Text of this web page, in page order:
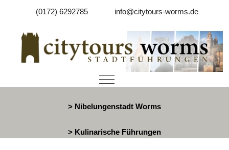
(0172) 6292785 info@citytours-worms.de
Mobile Menu Toggle
> Nibelungenstadt Worms
> Kulinarische Führungen